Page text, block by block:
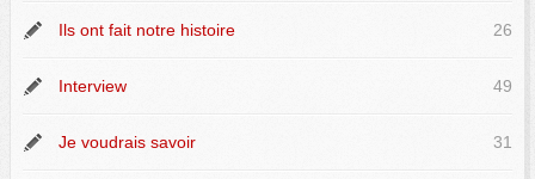
Ils ont fait notre histoire 26
Interview 49
Je voudrais savoir 31